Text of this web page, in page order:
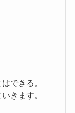
できる。
きます。